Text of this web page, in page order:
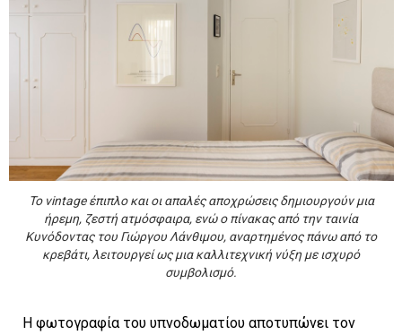
Το vintage έπιπλο και οι απαλές αποχρώσεις δημιουργούν μια
ήρεμη, ζεστή ατμόσφαιρα, ενώ ο πίνακας από την ταινία
Κυνόδοντας του Γιώργου Λάνθιμου, αναρτημένος πάνω από το
κρεβάτι, λειτουργεί ως μια καλλιτεχνική νύξη με ισχυρό
συμβολισμό.
Η φωτογραφία του υπνοδωματίου αποτυπώνει τον